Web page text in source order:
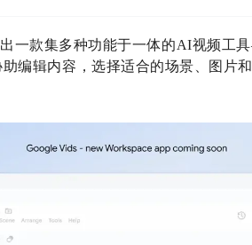
一款集多种功能于一体的AI视频工
编辑内容，选择适合的场景、图片